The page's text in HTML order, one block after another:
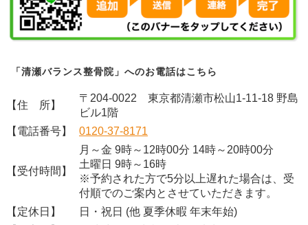
「清瀬バランス整骨院」へのお電話はこちら
【住 所】
〒204-0022 東京都清瀬市松山1-11-18 野島
ビル1階
【電話番号】
0120-37-8171
【受付時間】
月～金 9時～12時00分 14時～20時00分
土曜日 9時～16時
※予約された方で5分以上遅れた場合は、受
付順でのご案内とさせていただきます。
【定休日】
日・祝日 (他 夏季休暇 年末年始)